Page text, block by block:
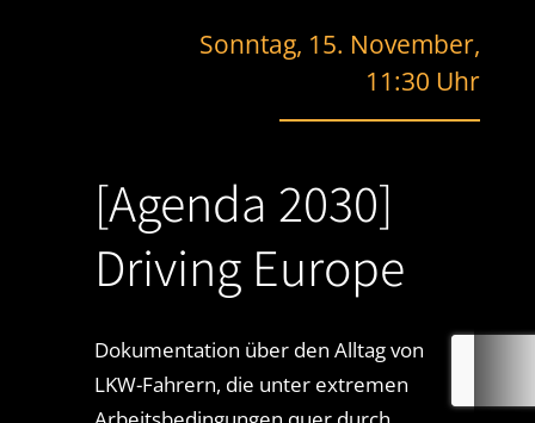
Sonntag, 15. November,
11:30 Uhr
[Agenda 2030]
Driving Europe
Dokumentation über den Alltag von
LKW-Fahrern, die unter extremen